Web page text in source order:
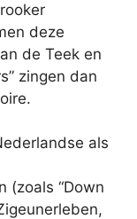
deze
de Teek en
zingen dan
als
(zoals “Down